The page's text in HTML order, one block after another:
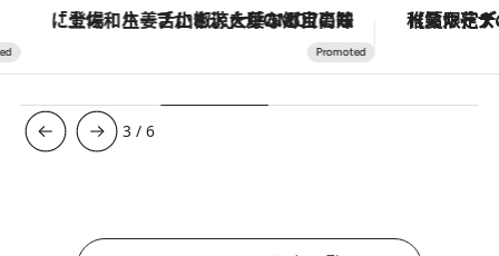
【夏限定ディナーコース】旬を迎える稚鮎や花ズッキーニなどをイタリア・トスカーナの郷土料理の手法で満喫！ 【銀座で出合う最旬美容】美髪ケアや上質
4 /6